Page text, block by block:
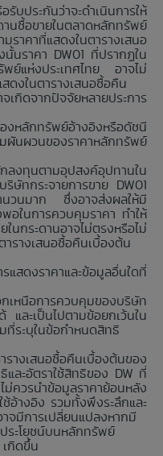
รับประกันว่าจะดำเนินการให้
านซื้อขายในตลาดหลักทรัพย์
ราคาที่แสดงในตารางเสนอ
นราคา DW01 ที่ปรากฏใน
พย์แห่งประเทศไทย อาจไม่
ดงในตารางเสนอซื้อคืน
กิดจากปัจจัยหลายประการ
งหลักทรัพย์อ้างอิงหรือดัชนี
นผวนของราคาหลักทรัพย์
กลงทุนตามอุปสงค์อุปทานใน
ษัทกระจายการขาย DW01
นวนมาก ซึ่งอาจส่งผลให้มี
อในการควบคุมราคา ทำให้
นกระดานอาจไม่ตรงหรือไม่
รางเสนอซื้อคืนเบื้องต้น
รแสดงราคาและข้อมูลอื่นใดที่
หนือการควบคุมของบริษัท
และเป็นไปตามข้อยกเว้นใน
ระบุในข้อกำหนดสิทธิ
รางเสนอซื้อคืนเบื้องต้นของ
และอัตราใช้สิทธิของ DW ที่
วรนำข้อมูลราคาย้อนหลัง
อ้างอิง รวมทั้งพึงระลึกและ
าจมีการเปลี่ยนแปลงหากมี
ระโยชน์บนหลักทรัพย์
กิดขึ้น